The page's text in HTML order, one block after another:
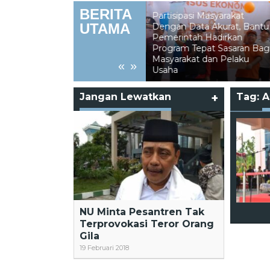
BERITA
UTAMA
« »
Partisipasi Masyarakat
Dengan Data Akurat, Bantu
Pemerintah Hadirkan
Program Tepat Sasaran Bagi
Kebakaran Lahan
Hanguskan Lebih 5
Perkebunan di Binusan
Nunukan
Jangan Lewatkan +
NU Minta Pesantren Tak
Terprovokasi Teror Orang
Gila
19 Februari 2018
Tag: